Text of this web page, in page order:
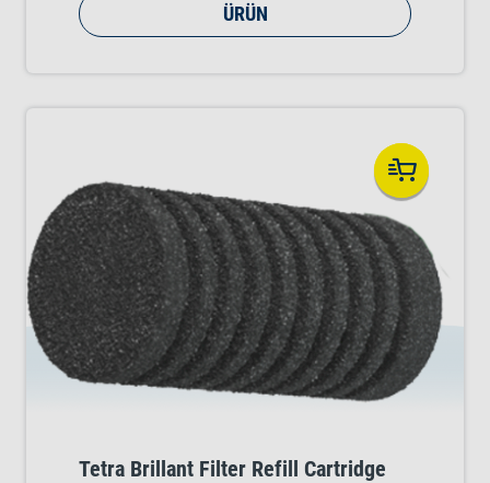
ÜRÜN
Tetra Brillant Filter Refill Cartridge